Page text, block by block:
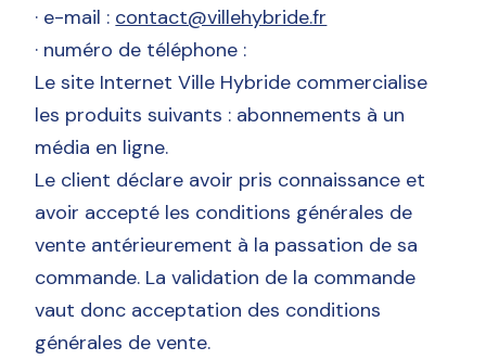
· e-mail : contact@villehybride.fr
· numéro de téléphone :
Le site Internet Ville Hybride commercialise
les produits suivants : abonnements à un
média en ligne.
Le client déclare avoir pris connaissance et
avoir accepté les conditions générales de
vente antérieurement à la passation de sa
commande. La validation de la commande
vaut donc acceptation des conditions
générales de vente.